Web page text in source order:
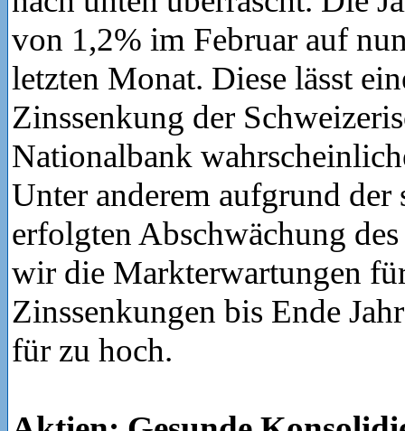
von 1,2% im Februar auf
letzten Monat. Diese lässt
Zinssenkung der
Nationalbank
Unter anderem aufgrund der
erfolgten Abschwächung
wir die Markterwartungen
Zinssenkungen bis Ende
für zu hoch.